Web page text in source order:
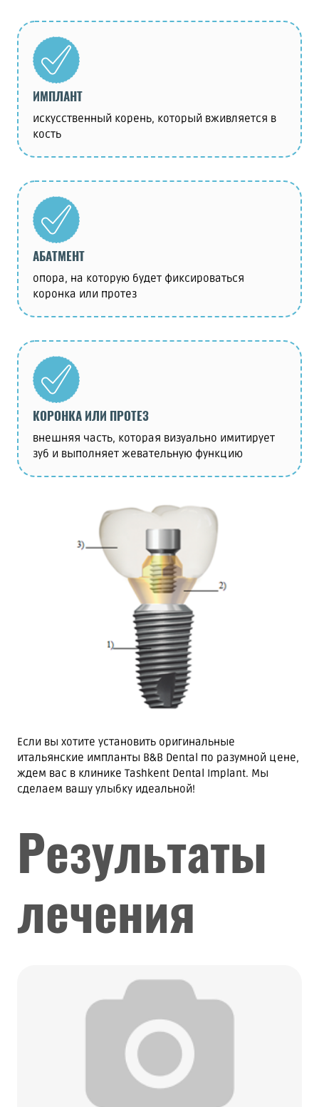
ИМПЛАНТ
искусственный корень, который вживляется в
кость
АБАТМЕНТ
опора, на которую будет фиксироваться
коронка или протез
КОРОНКА ИЛИ ПРОТЕЗ
внешняя часть, которая визуально имитирует
зуб и выполняет жевательную функцию
Если вы хотите установить оригинальные
итальянские импланты B&B Dental по разумной цене,
ждем вас в клинике Tashkent Dental Implant. Мы
сделаем вашу улыбку идеальной!
Результаты
лечения